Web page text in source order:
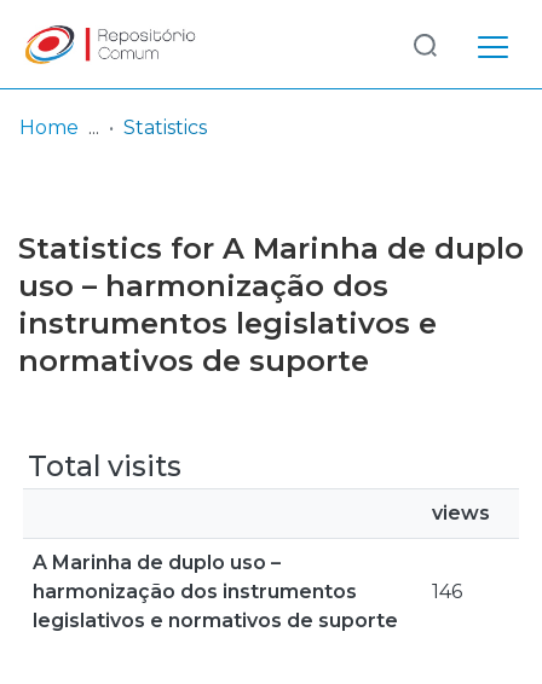
Browse repository
Entities
Log
In
(current)
Home Statistics
Statistics for A Marinha de duplo
uso – harmonização dos
instrumentos legislativos e
normativos de suporte
Total visits
views
A Marinha de duplo uso –
harmonização dos instrumentos
legislativos e normativos de suporte
146